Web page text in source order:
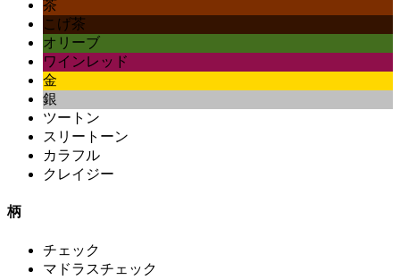
茶
こげ茶
オリーブ
ワインレッド
金
銀
ツートン
スリートーン
カラフル
クレイジー
柄
チェック
マドラスチェック